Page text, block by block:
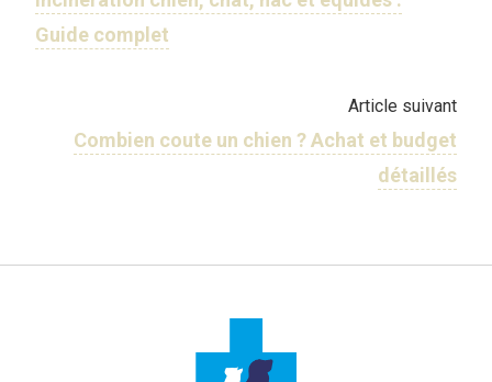
Guide complet
Article suivant
Combien coute un chien ? Achat et budget
détaillés